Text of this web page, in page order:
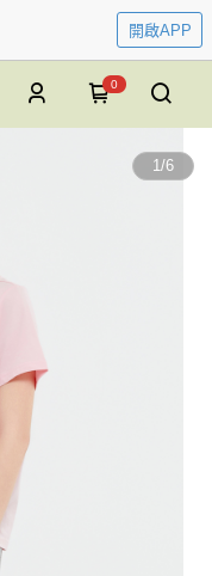
開啟APP
0
1/6